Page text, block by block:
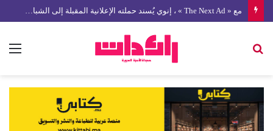
مع « The Next Ad » ، إنوي يُسند حملته الإعلانية المقبلة إلى الشباب المغربي